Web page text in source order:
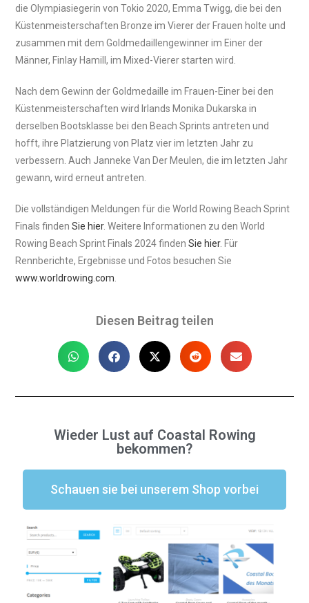
die Olympiasiegerin von Tokio 2020, Emma Twigg, die bei den
Küstenmeisterschaften Bronze im Vierer der Frauen holte und
zusammen mit dem Goldmedaillengewinner im Einer der
Männer, Finlay Hamill, im Mixed-Vierer starten wird.
Nach dem Gewinn der Goldmedaille im Frauen-Einer bei den
Küstenmeisterschaften wird Irlands Monika Dukarska in
derselben Bootsklasse bei den Beach Sprints antreten und
hofft, ihre Platzierung von Platz vier im letzten Jahr zu
verbessern. Auch Janneke Van Der Meulen, die im letzten Jahr
gewann, wird erneut antreten.
Die vollständigen Meldungen für die World Rowing Beach Sprint
Finals finden Sie hier. Weitere Informationen zu den World
Rowing Beach Sprint Finals 2024 findenSie hier. Für
Rennberichte, Ergebnisse und Fotos besuchen Sie
www.worldrowing.com
Diesen Beitrag teilen
Wieder Lust auf Coastal Rowing
bekommen?
Schauen sie bei unserem Shop vorbei